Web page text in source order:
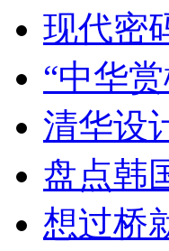
现代密
“中华
清华设
盘点韩
想过桥